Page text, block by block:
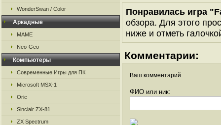
WonderSwan / Color
Аркадные
MAME
Neo-Geo
Компьютеры
Современные Игры для ПК
Microsoft MSX-1
Oric
Sinclair ZX-81
ZX Spectrum
Понравилась игра
обзора. Для этого
ниже и отметь
Комментарии:
Ваш комментарий
ФИО или ник: